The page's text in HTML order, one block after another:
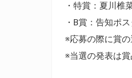
・特賞：夏川椎
・B賞：告知ポ
※応募の際に賞の
※当選の発表は